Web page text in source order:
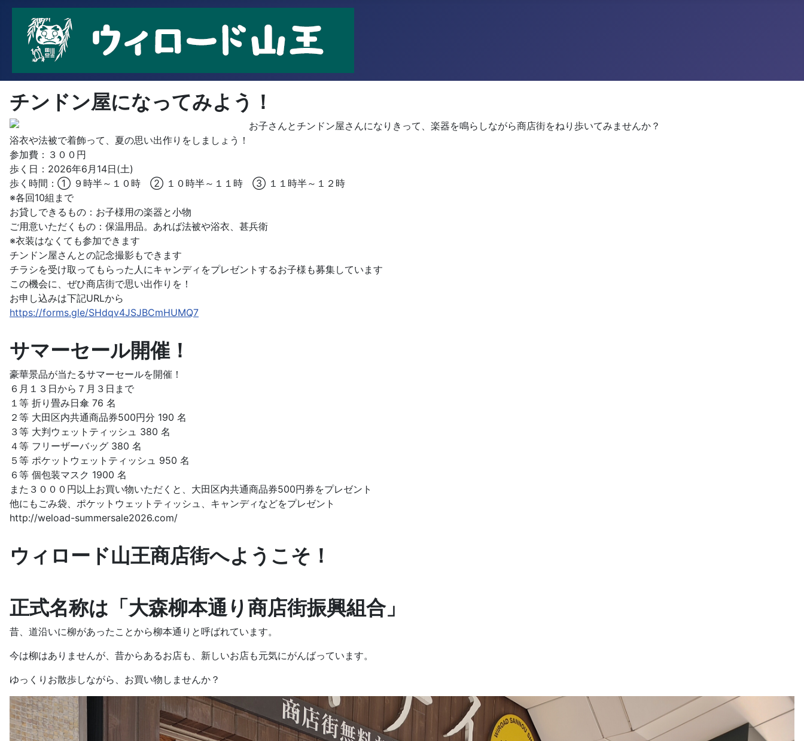
チンドン屋になってみよう！
お子さんとチンドン屋さんになりきって、楽器を鳴らしながら商店街をねり歩いてみませんか？
浴衣や法被で着飾って、夏の思い出作りをしましょう！
参加費：３００円
歩く日：2026年6月14日(土)
歩く時間：① ９時半～１０時 ② １０時半～１１時 ③ １１時半～１２時
※各回10組まで
お貸しできるもの：お子様用の楽器と小物
ご用意いただくもの：保温用品。あれば法被や浴衣、甚兵衛
※衣装はなくても参加できます
チンドン屋さんとの記念撮影もできます
チラシを受け取ってもらった人にキャンディをプレゼントするお子様も募集しています
この機会に、ぜひ商店街で思い出作りを！
お申し込みは下記URLから
https://forms.gle/SHdqv4JSJBCmHUMQ7
サマーセール開催！
豪華景品が当たるサマーセールを開催！
６月１３日から７月３日まで
１等 折り畳み日傘 76 名
２等 大田区内共通商品券500円分 190 名
３等 大判ウェットティッシュ 380 名
４等 フリーザーバッグ 380 名
５等 ポケットウェットティッシュ 950 名
６等 個包装マスク 1900 名
また３０００円以上お買い物いただくと、大田区内共通商品券500円券をプレゼント
他にもごみ袋、ポケットウェットティッシュ、キャンディなどをプレゼント
http://weload-summersale2026.com/
ウィロード山王商店街へようこそ！
正式名称は「大森柳本通り商店街振興組合」
昔、道沿いに柳があったことから柳本通りと呼ばれています。
今は柳はありませんが、昔からあるお店も、新しいお店も元気にがんばっています。
ゆっくりお散歩しながら、お買い物しませんか？